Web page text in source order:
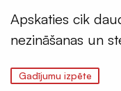
Apskaties cik
nezināšanas un
Gadījumu izpēte
Tvaika
barjeras
Pretvēja
plēves